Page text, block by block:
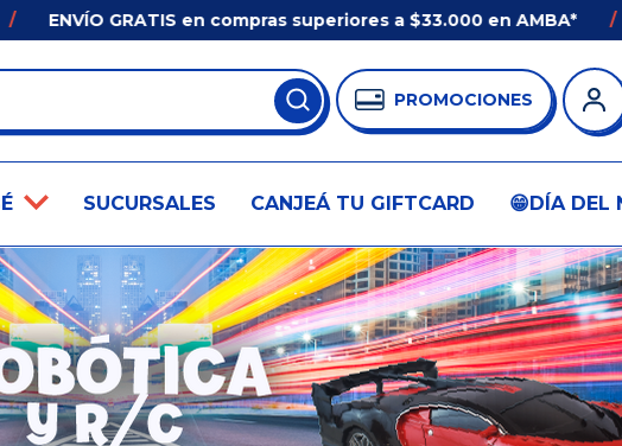
en compras superiores a $33.000 en AMBA* / Comprá
PROMOCIONES
SUCURSALES CANJEÁ TU GIFTCARD 😁DÍA DEL